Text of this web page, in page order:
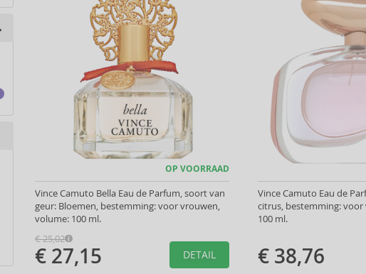
OP VOORRAAD
Vince Camuto Bella Eau de Parfum, soort van
geur: Bloemen, bestemming: voor vrouwen,
volume: 100 ml.
€ 25,02
€ 27,15 DETAIL
Vince Camuto Eau de
citrus, bestemming:
100 ml.
€ 38,76